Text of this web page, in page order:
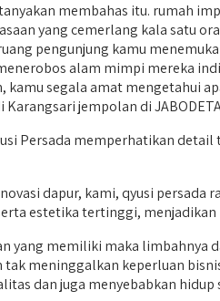
membahas itu. rumah
yang cemerlang kala satu
pengunjung kamu
alam mimpi mereka
kamu segala amat mengetahui
jempolan di
Persada memperhatikan
dapur, kami, qyusi
estetika tertinggi,
yang memiliki maka
meninggalkan keperluan
dan juga menyebabkan